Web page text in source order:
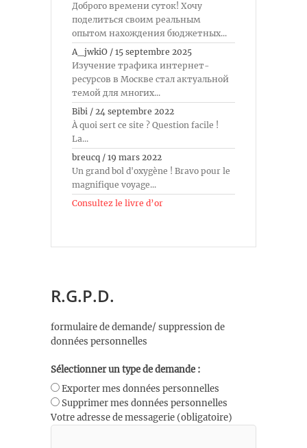
Доброго времени суток! Хочу
поделиться своим реальным
опытом нахождения бюджетных...
A_jwkiO / 15 septembre 2025
Изучение трафика интернет-
ресурсов в Москве стал актуальной
темой для многих...
Bibi / 24 septembre 2022
À quoi sert ce site ? Question facile !
La...
breucq / 19 mars 2022
Un grand bol d'oxygène ! Bravo pour le
magnifique voyage...
Consultez le livre d’or
R.G.P.D.
formulaire de demande/ suppression de
données personnelles
Sélectionner un type de demande :
Exporter mes données personnelles
Supprimer mes données personnelles
Votre adresse de messagerie (obligatoire)